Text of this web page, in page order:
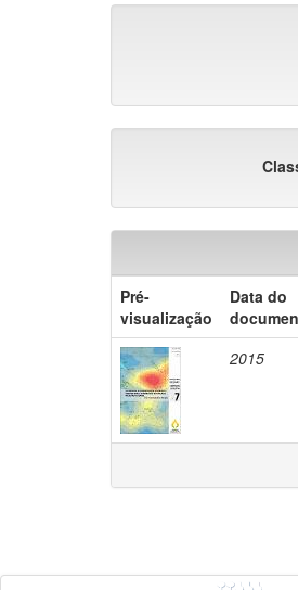
Pré-
visualização
Data do
2015